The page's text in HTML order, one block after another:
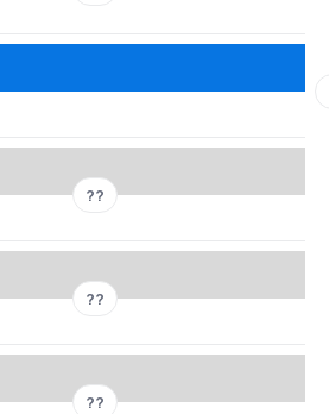
??
??
??